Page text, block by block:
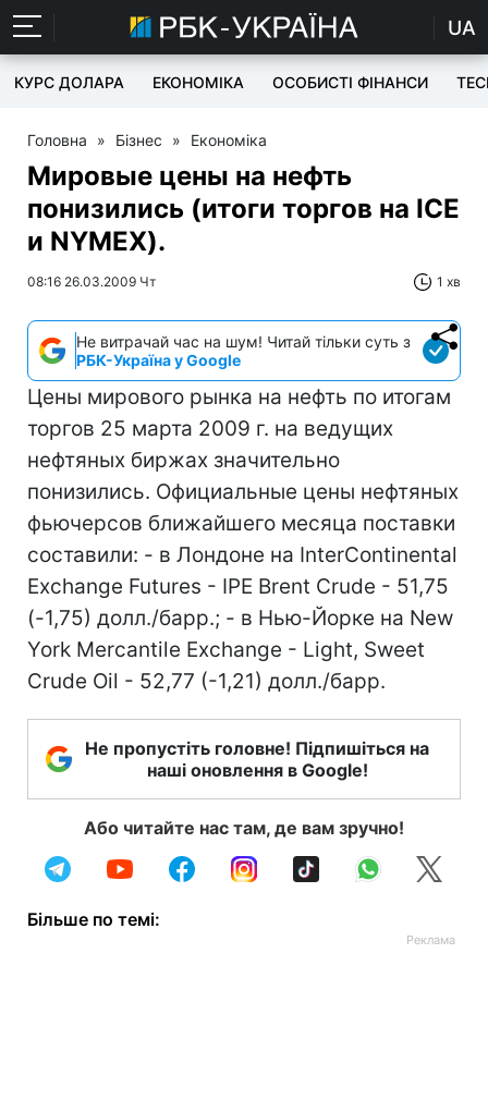
UA
КУРС ДОЛАРА ЕКОНОМІКА ОСОБИСТІ ФІНАНСИ
Головна » Бізнес » Економіка
Мировые цены на нефть
понизились (итоги торгов на ICE
и NYMEX).
08:16 26.03.2009 Чт 1 хв
Не витрачай час на шум! Читай тільки суть з
РБК-Україна у Google
Цены мирового рынка на нефть по итогам
торгов 25 марта 2009 г. на ведущих
нефтяных биржах значительно
понизились. Официальные цены нефтяных
фьючерсов ближайшего месяца поставки
составили: - в Лондоне на InterContinental
Exchange Futures - IPE Brent Crude - 51,75
(-1,75) долл./барр.; - в Нью-Йорке на New
York Mercantile Exchange - Light, Sweet
Crude Oil - 52,77 (-1,21) долл./барр.
Не пропустіть головне! Підпишіться на
наші оновлення в Google!
Або читайте нас там, де вам зручно!
Більше по темі: